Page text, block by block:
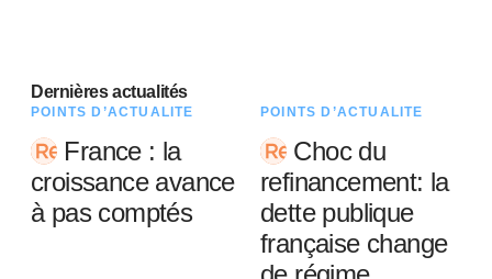
Dernières actualités
POINTS D’ACTUALITÉ
France : la
croissance avance
à pas comptés
POINTS D’ACTUALITÉ
Choc du
refinancement: la
dette publique
française change